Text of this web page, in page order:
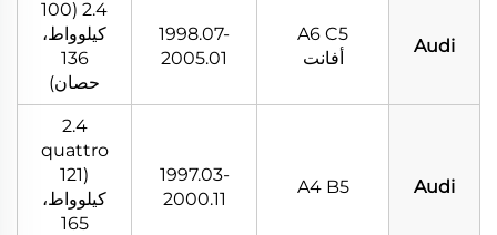
Audi
A6 C5
أفانت
1998.07-
2005.01
2.4 (100
كيلوواط،
136
حصان)
Audi
A4 B5
1997.03-
2000.11
2.4
quattro
(121
كيلوواط،
165